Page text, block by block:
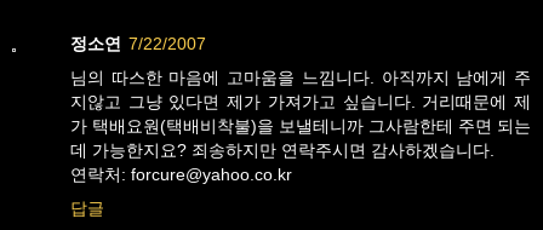
정소연 7/22/2007
님의 따스한 마음에 고마움을 느낌니다. 아직까지 남에게 주
지않고 그냥 있다면 제가 가져가고 싶습니다. 거리때문에 제
가 택배요원(택배비착불)을 보낼테니까 그사람한테 주면 되는
데 가능한지요? 죄송하지만 연락주시면 감사하겠습니다.
연락처: forcure@yahoo.co.kr
답글